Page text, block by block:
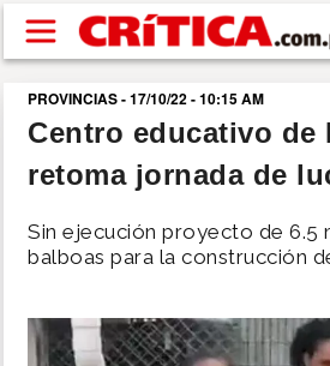
Pasar al contenido principal
buscar
SUCESOS
NACIONAL
PROVINCIAS - 17/10/22 - 10:15 AM
Centro educativo de
retoma jornada de
Sin ejecución proyecto de 6.5
balboas para la construcción